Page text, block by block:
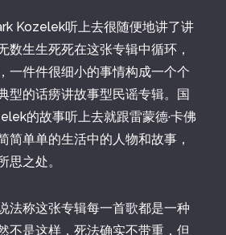
Kozelek听上去很随便地讲了讲
数生生死死在这张专辑中循环，
一件件很细小的事情构成一个个
型的话痨讲故事型民谣专辑。国
的故事听上去就跟雷蒙德·卡佛
简单单的生活中的人物和故事，
思之处。
法称这张专辑每一首歌都是一种
不是这样，死法确实不带重，但